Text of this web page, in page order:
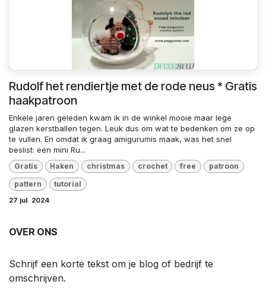
Rudolf het rendiertje met de rode neus * Gratis
haakpatroon
Enkele jaren geleden kwam ik in de winkel mooie maar lege
glazen kerstballen tegen. Leuk dus om wat te bedenken om ze op
te vullen. En omdat ik graag amigurumis maak, was het snel
beslist: een mini Ru...
Gratis Haken christmas crochet free patroon
pattern tutorial
27 jul. 2024
OVER ONS
Schrijf een korte tekst om je blog of bedrijf te
omschrijven.